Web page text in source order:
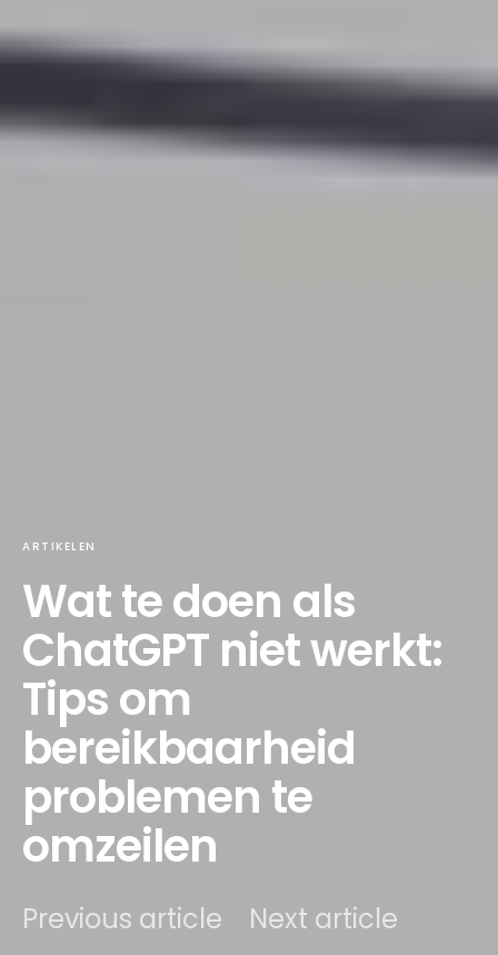
ARTIKELEN
Wat te doen als
ChatGPT niet werkt:
Tips om
bereikbaarheid
problemen te
omzeilen
Previous article Next article